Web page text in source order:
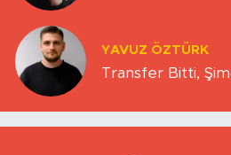
YAVUZ ÖZTÜRK
Transfer Bitti,